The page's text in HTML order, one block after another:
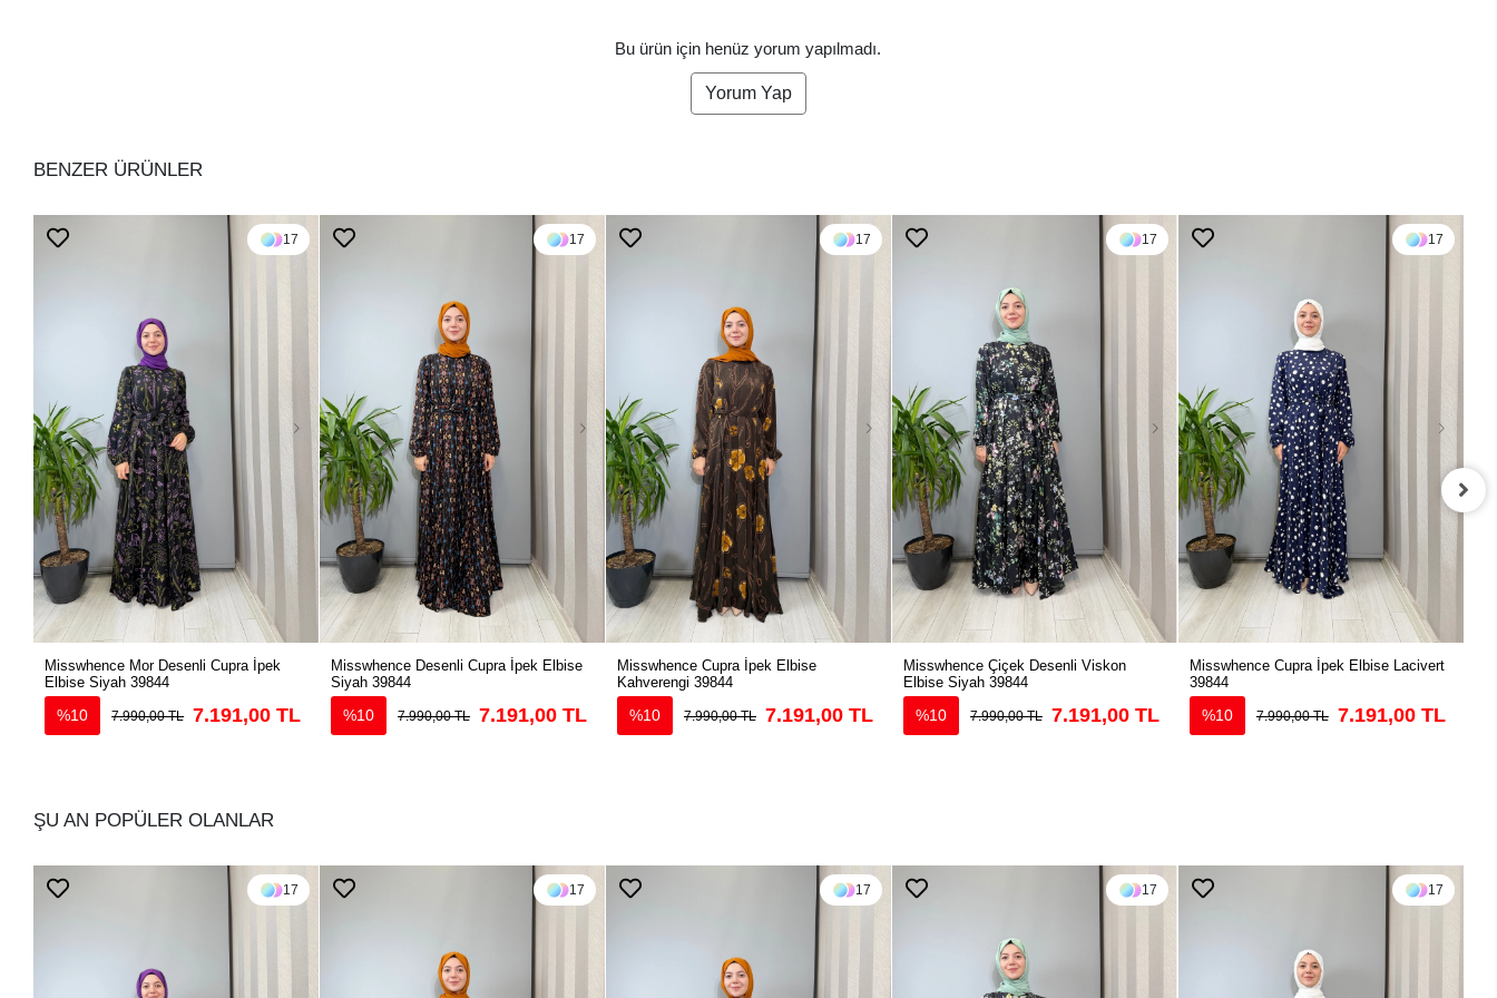
Bu ürün için henüz yorum yapılmadı.
Yorum Yap
BENZER ÜRÜNLER
17
Misswhence Mor Desenli Cupra İpek
Elbise Siyah 39844
%10 7.990,00 TL 7.191,00 TL
17
Misswhence Desenli Cupra İpek Elbise
Siyah 39844
%10 7.990,00 TL 7.191,00 TL
17
Misswhence Cupra İpek Elbise
Kahverengi 39844
%10 7.990,00 TL 7.191,00 TL
17
Misswhence Çiçek Desenli Viskon
Elbise Siyah 39844
%10 7.990,00 TL 7.191,00 TL
17
Misswhence Cupra İpek Elbise Lacivert
39844
%10 7.990,00 TL 7.191,00 TL
ŞU AN POPÜLER OLANLAR
17 17 17 17 17